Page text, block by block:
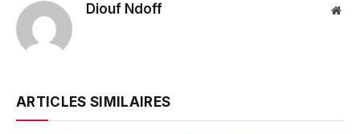
Diouf Ndoff
ARTICLES SIMILAIRES